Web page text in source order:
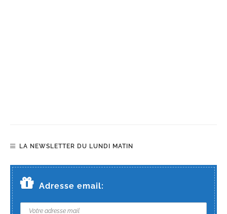
LA NEWSLETTER DU LUNDI MATIN
Adresse email: